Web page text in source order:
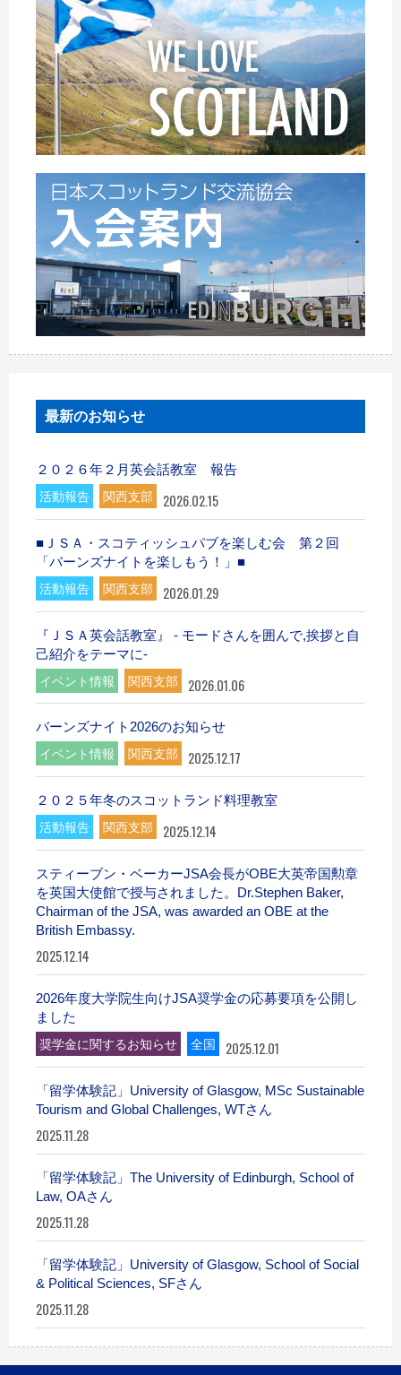
最新のお知らせ
２０２６年２月英会話教室 報告
活動報告 関西支部 2026.02.15
■ＪＳＡ・スコティッシュパブを楽しむ会 第２回
「バーンズナイトを楽しもう！」■
活動報告 関西支部 2026.01.29
『ＪＳＡ英会話教室』 - モードさんを囲んで,挨拶と自
己紹介をテーマに-
イベント情報 関西支部 2026.01.06
バーンズナイト2026のお知らせ
イベント情報 関西支部 2025.12.17
２０２５年冬のスコットランド料理教室
活動報告 関西支部 2025.12.14
スティーブン・ベーカーJSA会長がOBE大英帝国勲章
を英国大使館で授与されました。Dr.Stephen Baker,
Chairman of the JSA, was awarded an OBE at the
British Embassy.
2025.12.14
2026年度大学院生向けJSA奨学金の応募要項を公開し
ました
奨学金に関するお知らせ 全国 2025.12.01
「留学体験記」University of Glasgow, MSc Sustainable
Tourism and Global Challenges, WTさん
2025.11.28
「留学体験記」The University of Edinburgh, School of
Law, OAさん
2025.11.28
「留学体験記」University of Glasgow, School of Social
& Political Sciences, SFさん
2025.11.28